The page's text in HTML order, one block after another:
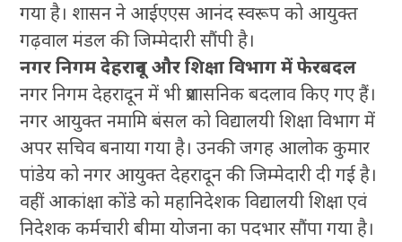
गया है। शासन ने आईएएस आनंद स्वरूप को आयुक्त
गढ़वाल मंडल की जिम्मेदारी सौंपी है।
नगर निगम देहरादून और शिक्षा विभाग में फेरबदल
नगर निगम देहरादून में भी प्रशासनिक बदलाव किए गए हैं।
नगर आयुक्त नमामि बंसल को विद्यालयी शिक्षा विभाग में
अपर सचिव बनाया गया है। उनकी जगह आलोक कुमार
पांडेय को नगर आयुक्त देहरादून की जिम्मेदारी दी गई है।
वहीं आकांक्षा कोंडे को महानिदेशक विद्यालयी शिक्षा एवं
निदेशक कर्मचारी बीमा योजना का पदभार सौंपा गया है।